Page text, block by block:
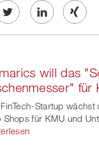
on
er
Share
linkedin
Share
Xing
will das
für
Startup
Shops für KMU und